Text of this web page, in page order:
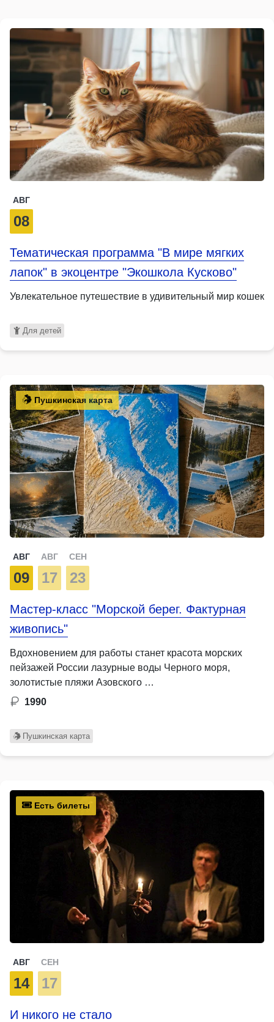
АВГ
08
Тематическая программа "В мире мягких
лапок" в экоцентре "Экошкола Кусково"
Увлекательное путешествие в удивительный мир кошек
Для детей
Пушкинская карта
АВГ
09
АВГ
17
СЕН
23
Мастер-класс "Морской берег. Фактурная
живопись"
Вдохновением для работы станет красота морских
пейзажей России лазурные воды Черного моря,
золотистые пляжи Азовского …
1990
Пушкинская карта
Есть билеты
АВГ
14
СЕН
17
И никого не стало